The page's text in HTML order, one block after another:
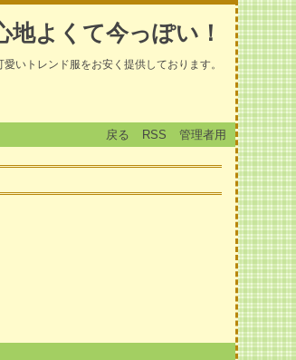
よくて今っぽい！
愛いトレンド服をお安く提供しております。
戻る RSS 管理者用